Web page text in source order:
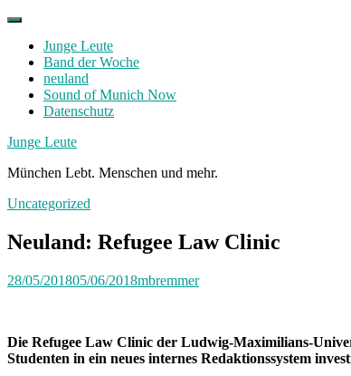
Skip
contentJunge Leute
Band der Woche
neuland
Sound of Munich Now
Datenschutz
Facebook
Twitter
Instagram
Junge Leute
München Lebt. Menschen und mehr.
Uncategorized
Neuland: Refugee Law Clinic
28/05/201805/06/2018mbremmer
Die Refugee Law Clinic der Ludwig-Maximilians-
Studenten in ein neues internes Redaktionssystem